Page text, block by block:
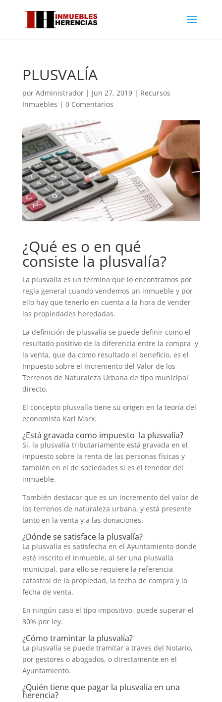
PLUSVALÍA
por Administrador| Jun 27, 2019| Recursos
Inmuebles | 0 Comentarios
¿Qué es o en qué
consiste la plusvalía?
La plusvalía es un término que lo encontramos por
regla general cuando vendemos un inmueble y por
ello hay que tenerlo en cuenta a la hora de vender
las propiedades heredadas.
La definición de plusvalía se puede definir como el
resultado positivo de la diferencia entre la compra y
la venta, que da como resultado el beneficio, es el
Impuesto sobre el Incremento del Valor de los
Terrenos de Naturaleza Urbana de tipo municipal
directo.
El concepto plusvalía tiene su origen en la teoría del
economista Karl Marx.
¿Está gravada como impuesto la plusvalía?
Si, la plusvalía tributariamente está gravada en el
impuesto sobre la renta de las personas físicas y
también en el de sociedades si es el tenedor del
inmueble.
También destacar que es un incremento del valor de
los terrenos de naturaleza urbana, y está presente
tanto en la venta y a las donaciones.
¿Dónde se satisface la plusvalía?
La plusvalía es satisfecha en el Ayuntamiento donde
esté inscrito el inmueble, al ser una plusvalía
municipal, para ello se requiere la referencia
catastral de la propiedad, la fecha de compra y la
fecha de venta.
En ningún caso el tipo impositivo, puede superar el
30% por ley.
¿Cómo tramintar la plusvalía?
La plusvalía se puede tramitar a traves del Notario,
por gestores o abogados, o directamente en el
Ayuntamiento.
¿Quién tiene que pagar la plusvalía en una
herencia?